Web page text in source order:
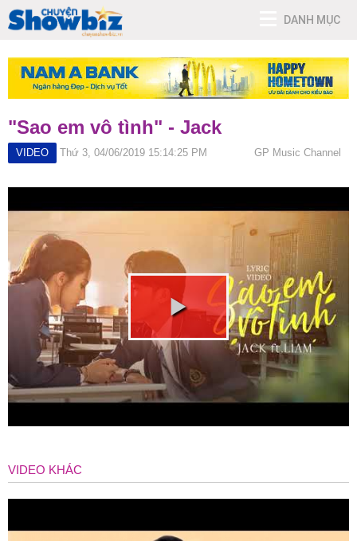
DANH MỤC
"Sao em vô tình" - Jack
VIDEO Thứ 3, 04/06/2019 15:14:25 PM GP Music Channel
VIDEO KHÁC